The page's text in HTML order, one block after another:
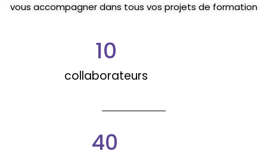
vous accompagner dans tous vos projets de formation
collaborateurs
10
40